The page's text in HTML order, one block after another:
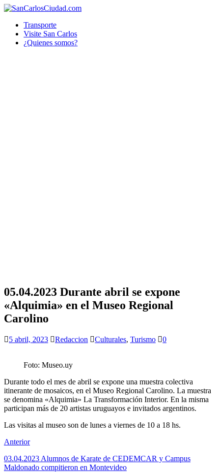
Transporte
Visite San Carlos
¿Quienes somos?
05.04.2023 Durante abril se expone
«Alquimia» en el Museo Regional
Carolino
5 abril, 2023 Redaccion Culturales, Turismo 0
Foto: Museo.uy
Durante todo el mes de abril se expone una muestra colectiva
itinerante de mosaicos, en el Museo Regional Carolino. La muestra
se denomina «Alquimia» La Transformación Interior. En la misma
participan más de 20 artistas uruguayos e invitados argentinos.
Las visitas al museo son de lunes a viernes de 10 a 18 hs.
Anterior
03.04.2023 Alumnos de Karate de CEDEMCAR y Campus
Maldonado compitieron en Montevideo